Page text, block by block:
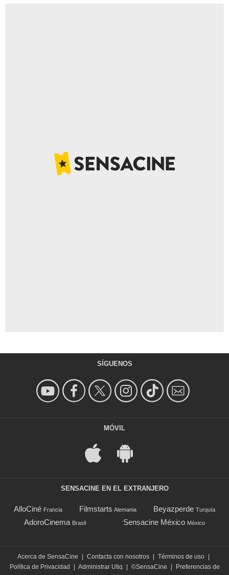
SÍGUENOS
MÓVIL
SENSACINE EN EL EXTRANJERO
AlloCiné Francia Filmstarts Alemania Beyazperde Turquía
AdoroCinema Brasil Sensacine México México
Acerca de SensaCine Contacta con nosotros Términos de uso
Política de Privacidad
Administrar Utiq ©SensaCine
Preferencias de